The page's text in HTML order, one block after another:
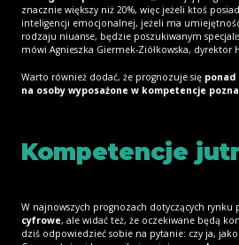
znacznie większy niż 20%, więc jeżeli ktoś
inteligencji emocjonalnej, jeżeli ma
rodzaju niuanse, będzie poszukiwanym
mówi Agnieszka Giermek-Ziółkowska, dyrektor
Warto również dodać, że prognozuje się ponad
na osoby wyposażone w kompetencje
Kompetencje
W najnowszych prognozach dotyczących rynku
cyfrowe, ale widać też, że oczekiwane będą
dziś odpowiedzieć sobie na pytanie: czy ja,